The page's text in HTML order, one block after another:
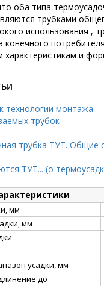
оба типа
трубками
использования ,
конечного
характеристикам и
технологии монтажа
трубок
трубка ТУТ. Общие
ТУТ... (о
мм
мм
усадки, мм
до